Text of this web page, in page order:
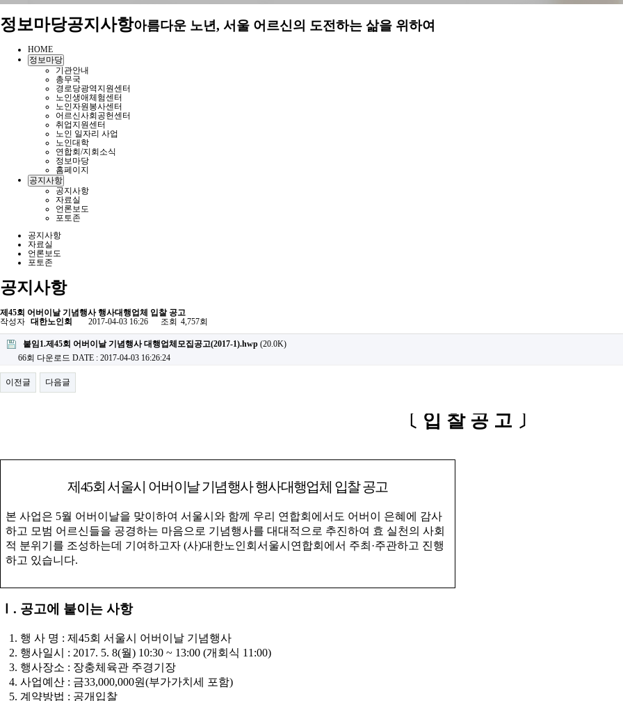
정보마당공지사항아름다운 노년, 서울 어르신의 도전하는 삶을 위하여
HOME
정보마당
기관안내
총무국
경로당광역지원센터
노인생애체험센터
노인자원봉사센터
어르신사회공헌센터
취업지원센터
노인 일자리 사업
노인대학
연합회/지회소식
정보마당
홈페이지
공지사항
공지사항
자료실
언론보도
포토존
공지사항
자료실
언론보도
포토존
공지사항
제45회 어버이날 기념행사 행사대행업체 입찰 공고
작성자 대한노인회 2017-04-03 16:26 조회 4,757회
붙임1.제45회 어버이날 기념행사 대행업체모집공고(2017-1).hwp (20.0K)
66회 다운로드 DATE : 2017-04-03 16:26:24
이전글 다음글
〔 입 찰 공 고 〕
제 45회 서울시 어버이날 기념행사 행사대행업체 입찰 공고
본 사업은 5월 어버이날을 맞이하여 서울시와 함께 우리 연합회에서도 어버이 은혜에 감사
하고 모범 어르신들을 공경하는 마음으로 기념행사를 대대적으로 추진하여 효 실천의 사회
적 분위기를 조성하는데 기여하고자 (사)대한노인회서울시연합회에서 주최 ·주관하고 진행
하고 있습니다.
. 공고에 붙이는 사항
1. 행 사 명 :제45회 서울시 어버이날 기념행사
2. 행사일시 : 2017. 5. 8(월) 10:30 ~ 13:00 (개회식 11:00)
3. 행사장소 : 장충체육관 주경기장
4.사업예산 : 금33,000,000원(부가가치세 포함)
5.계약방법 : 공개입찰